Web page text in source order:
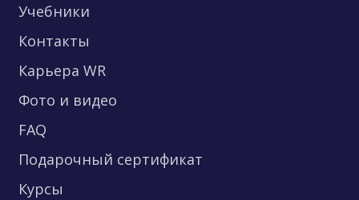
Учебники
Контакты
Карьера WR
Фото и видео
FAQ
Подарочный сертификат
Курсы